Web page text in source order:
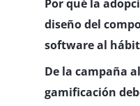
Por qué la
diseño del
software al
De la campaña
gamificación